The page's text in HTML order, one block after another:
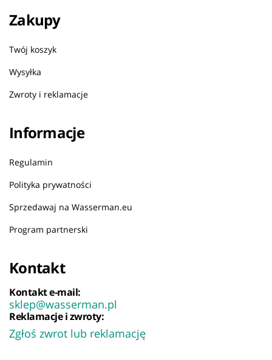
Zakupy
Twój koszyk
Wysyłka
Zwroty i reklamacje
Informacje
Regulamin
Polityka prywatności
Sprzedawaj na Wasserman.eu
Program partnerski
Kontakt
Kontakt e-mail:
sklep@wasserman.pl
Reklamacje i zwroty:
Zgłoś zwrot lub reklamację